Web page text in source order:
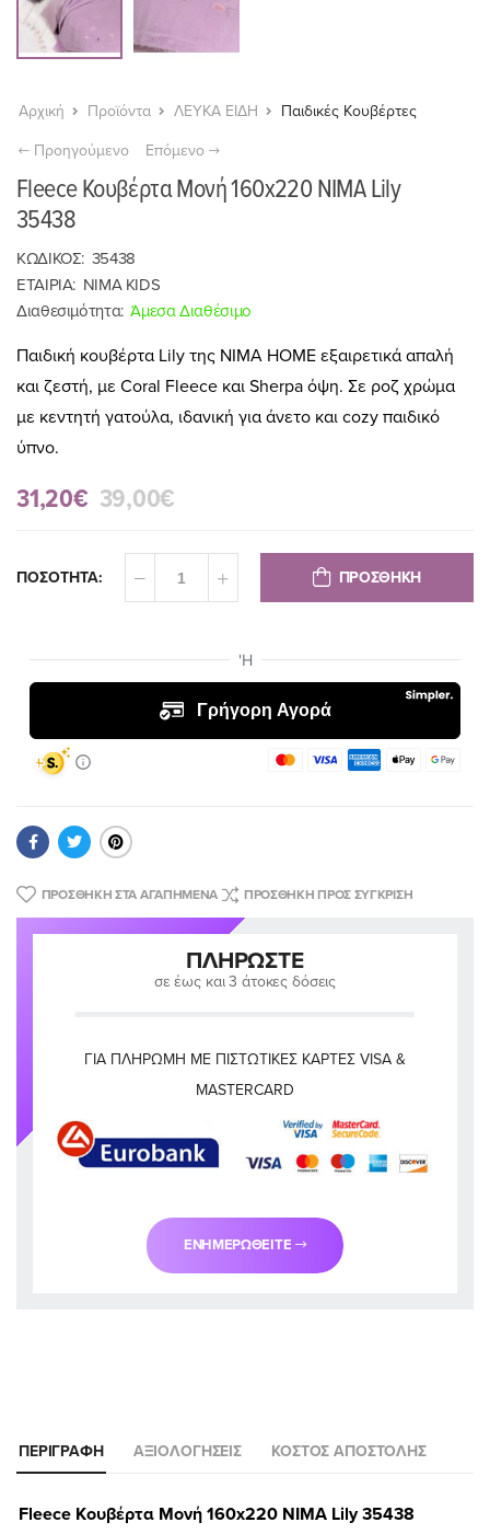
Αρχική Προϊόντα ΛΕΥΚΑ ΕΙΔΗ Παιδικές Κουβέρτες
Προηγούμενο Επόμενο
Fleece Κουβέρτα Μονή 160x220 NIMA Lily
35438
ΚΩΔΙΚΟΣ: 35438
ΕΤΑΙΡΙΑ: NIMA KIDS
Διαθεσιμότητα: Άμεσα Διαθέσιμο
Παιδική κουβέρτα Lily της NIMA HOME εξαιρετικά απαλή
και ζεστή, με Coral Fleece και Sherpa όψη. Σε ροζ χρώμα
με κεντητή γατούλα, ιδανική για άνετο και cozy παιδικό
ύπνο.
31,20€ 39,00€
ΠΟΣΟΤΗΤΑ: ΠΡΟΣΘΗΚΗ
ΠΡΟΣΘΉΚΗ ΣΤΑ ΑΓΑΠΗΜΈΝΑ ΠΡΟΣΘΉΚΗ ΠΡΟΣ ΣΎΓΚΡΙΣΗ
ΠΛΗΡΏΣΤΕ
σε έως και 3 άτοκες δόσεις
ΓΙΑ ΠΛΗΡΩΜΉ ΜΕ ΠΙΣΤΩΤΙΚΈΣ ΚΆΡΤΕΣ VISA &
MASTERCARD
ΕΝΗΜΕΡΩΘΕΊΤΕ
ΠΕΡΙΓΡΑΦΉ ΑΞΙΟΛΟΓΉΣΕΙΣ ΚΌΣΤΟΣ ΑΠΟΣΤΟΛΉΣ
Fleece Κουβέρτα Μονή 160x220 NIMA Lily 35438